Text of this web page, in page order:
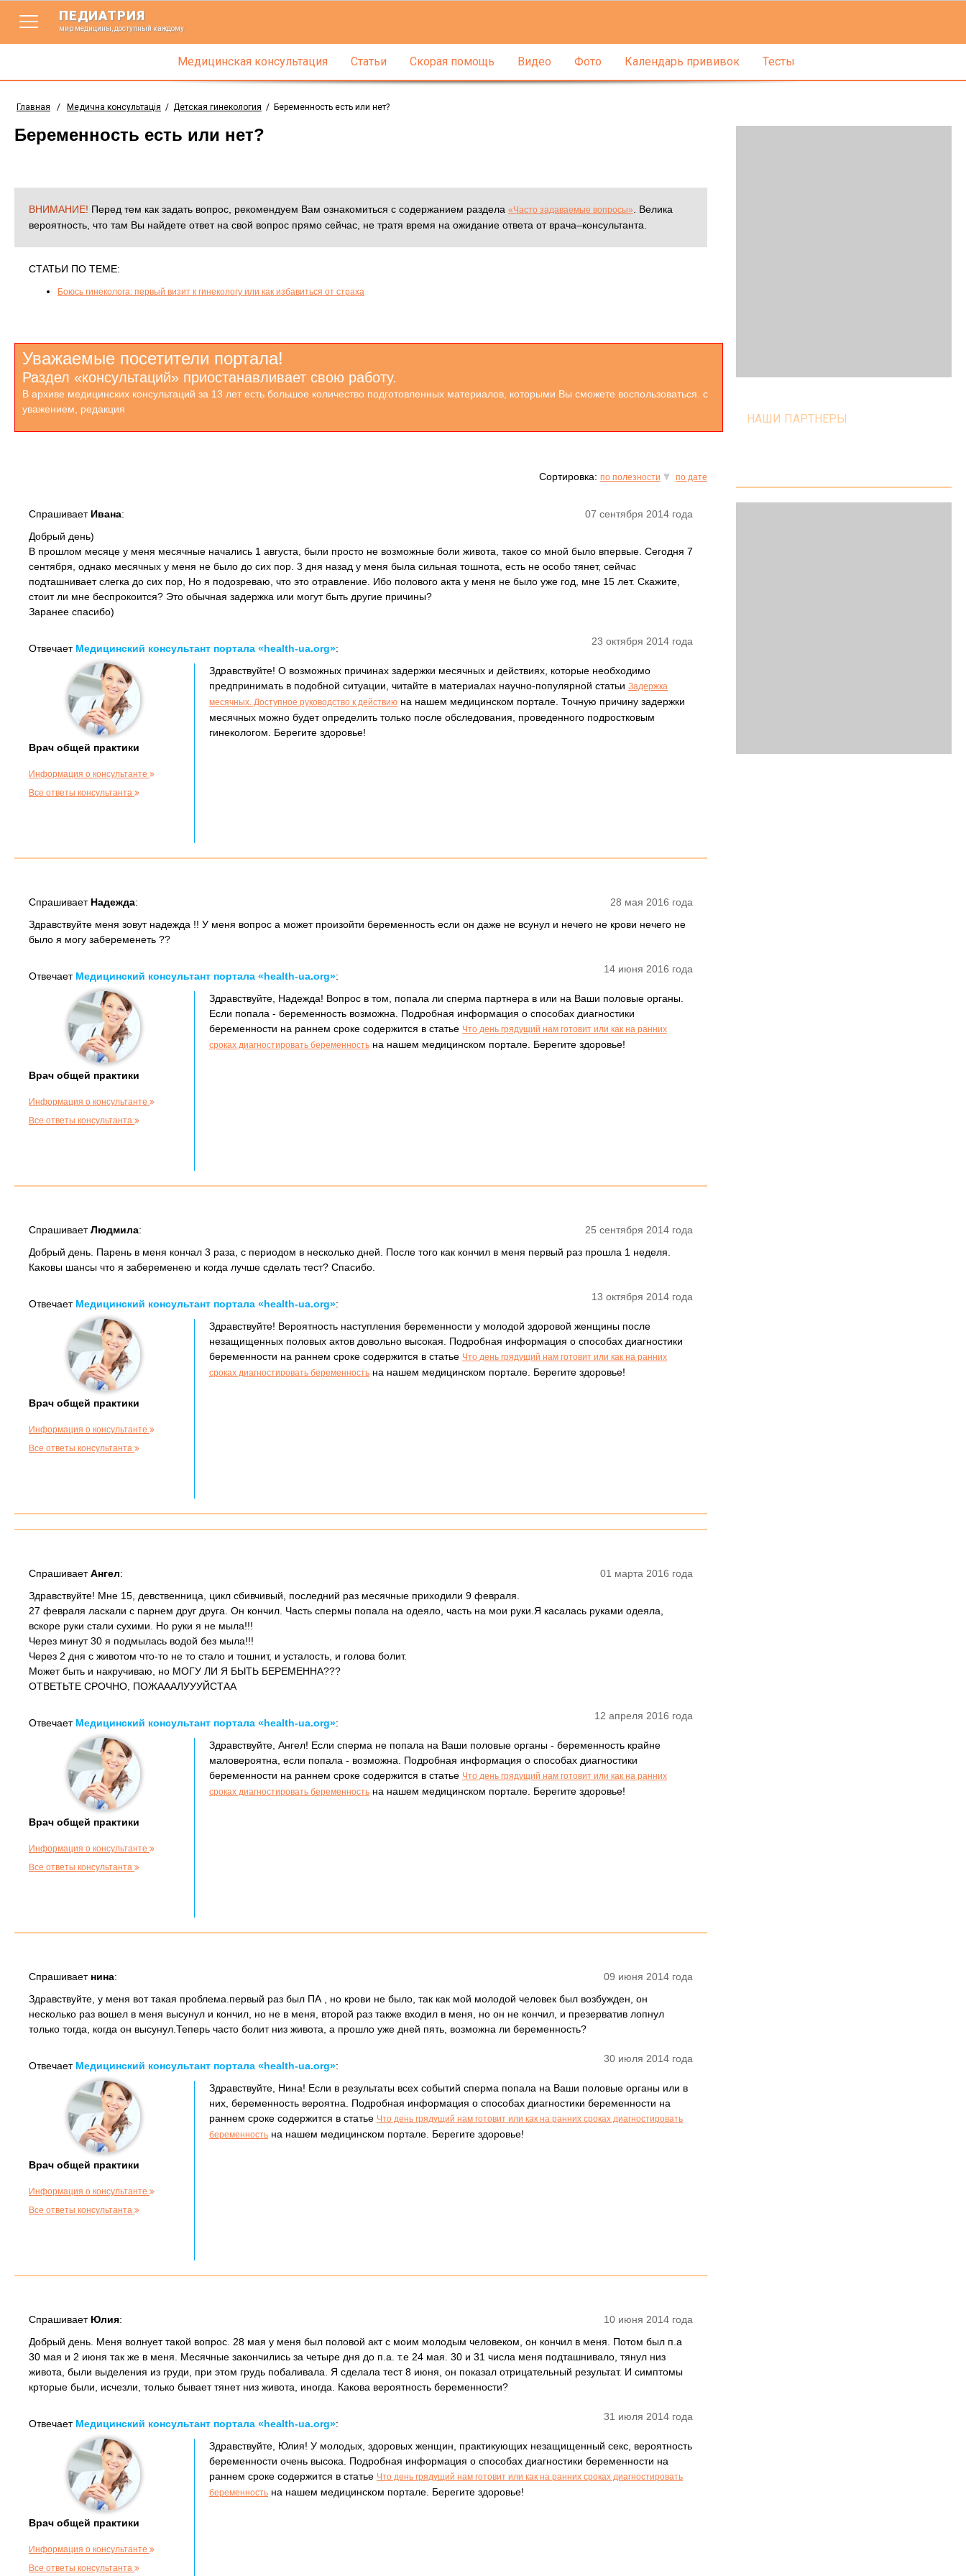
ПЕДИАТРИЯ
мир медицины, доступный каждому
Медицинская консультация Статьи Скорая помощь Видео Фото Календарь прививок Тесты
Главная / Медична консультація / Детская гинекология / Беременность есть или нет?
Беременность есть или нет?
ВНИМАНИЕ! Перед тем как задать вопрос, рекомендуем Вам ознакомиться с содержанием раздела «Часто задаваемые вопросы»
. Велика
вероятность, что там Вы найдете ответ на свой вопрос прямо сейчас, не тратя время на ожидание ответа от врача–консультанта.
СТАТЬИ ПО ТЕМЕ:
Боюсь гинеколога: первый визит к гинекологу или как избавиться от страха
Уважаемые посетители портала!
Раздел «консультаций» приостанавливает свою работу.
В архиве медицинских консультаций за 13 лет есть большое количество подготовленных материалов, которыми Вы сможете воспользоваться. с
уважением, редакция
Сортировка: по полезности по дате
07 сентября 2014 года
Спрашивает Ивана:
Добрый день)
В прошлом месяце у меня месячные начались 1 августа, были просто не возможные боли живота, такое со мной было впервые. Сегодня 7
сентября, однако месячных у меня не было до сих пор. 3 дня назад у меня была сильная тошнота, есть не особо тянет, сейчас
подташнивает слегка до сих пор, Но я подозреваю, что это отравление. Ибо полового акта у меня не было уже год, мне 15 лет. Скажите,
стоит ли мне беспрокоится? Это обычная задержка или могут быть другие причины?
Заранее спасибо)
23 октября 2014 года
Отвечает Медицинский консультант портала «health-ua.org»:
Врач общей практики
Информация о консультанте
Все ответы консультанта
Здравствуйте! О возможных причинах задержки месячных и действиях, которые необходимо
предпринимать в подобной ситуации, читайте в материалах научно-популярной статьи Задержка
месячных. Доступное руководство к действию на нашем медицинском портале. Точную причину задержки
месячных можно будет определить только после обследования, проведенного подростковым
гинекологом. Берегите здоровье!
28 мая 2016 года
Спрашивает Надежда:
Здравствуйте меня зовут надежда !! У меня вопрос а может произойти беременность если он даже не всунул и нечего не крови нечего не
было я могу забеременеть ??
14 июня 2016 года
Отвечает Медицинский консультант портала «health-ua.org»:
Врач общей практики
Информация о консультанте
Все ответы консультанта
Здравствуйте, Надежда! Вопрос в том, попала ли сперма партнера в или на Ваши половые органы.
Если попала - беременность возможна. Подробная информация о способах диагностики
беременности на раннем сроке содержится в статье Что день грядущий нам готовит или как на ранних
сроках диагностировать беременность на нашем медицинском портале. Берегите здоровье!
25 сентября 2014 года
СпрашиваетЛюдмила:
Добрый день. Парень в меня кончал 3 раза, с периодом в несколько дней. После того как кончил в меня первый раз прошла 1 неделя.
Каковы шансы что я забеременею и когда лучше сделать тест? Спасибо.
13 октября 2014 года
Отвечает Медицинский консультант портала «health-ua.org»:
Врач общей практики
Информация о консультанте
Все ответы консультанта
Здравствуйте! Вероятность наступления беременности у молодой здоровой женщины после
незащищенных половых актов довольно высокая. Подробная информация о способах диагностики
беременности на раннем сроке содержится в статье Что день грядущий нам готовит или как на ранних
сроках диагностировать беременность на нашем медицинском портале. Берегите здоровье!
01 марта 2016 года
СпрашиваетАнгел:
Здравствуйте! Мне 15, девственница, цикл сбивчивый, последний раз месячные приходили 9 февраля.
27 февраля ласкали с парнем друг друга. Он кончил. Часть спермы попала на одеяло, часть на мои руки.Я касалась руками одеяла,
вскоре руки стали сухими. Но руки я не мыла!!!
Через минут 30 я подмылась водой без мыла!!!
Через 2 дня с животом что-то не то стало и тошнит, и усталость, и голова болит.
Может быть и накручиваю, но МОГУ ЛИ Я БЫТЬ БЕРЕМЕННА???
ОТВЕТЬТЕ СРОЧНО, ПОЖАААЛУУУЙСТАА
12 апреля 2016 года
Отвечает Медицинский консультант портала «health-ua.org»:
Врач общей практики
Информация о консультанте
Все ответы консультанта
Здравствуйте, Ангел! Если сперма не попала на Ваши половые органы - беременность крайне
маловероятна, если попала - возможна. Подробная информация о способах диагностики
беременности на раннем сроке содержится в статье Что день грядущий нам готовит или как на ранних
сроках диагностировать беременность на нашем медицинском портале. Берегите здоровье!
09 июня 2014 года
Спрашивает нина:
Здравствуйте, у меня вот такая проблема.первый раз был ПА , но крови не было, так как мой молодой человек был возбужден, он
несколько раз вошел в меня высунул и кончил, но не в меня, второй раз также входил в меня, но он не кончил, и презерватив лопнул
только тогда, когда он высунул.Теперь часто болит низ живота, а прошло уже дней пять, возможна ли беременность?
30 июля 2014 года
Отвечает Медицинский консультант портала «health-ua.org»:
Врач общей практики
Информация о консультанте
Все ответы консультанта
Здравствуйте, Нина! Если в результаты всех событий сперма попала на Ваши половые органы или в
них, беременность вероятна. Подробная информация о способах диагностики беременности на
раннем сроке содержится в статье Что день грядущий нам готовит или как на ранних сроках диагностировать
беременность на нашем медицинском портале. Берегите здоровье!
10 июня 2014 года
Спрашивает Юлия:
Добрый день. Меня волнует такой вопрос. 28 мая у меня был половой акт с моим молодым человеком, он кончил в меня. Потом был п.а
30 мая и 2 июня так же в меня. Месячные закончились за четыре дня до п.а. т.е 24 мая. 30 и 31 числа меня подташнивало, тянул низ
живота, были выделения из груди, при этом грудь побаливала. Я сделала тест 8 июня, он показал отрицательный результат. И симптомы
крторые были, исчезли, только бывает тянет низ живота, иногда. Какова вероятность беременности?
31 июля 2014 года
Отвечает Медицинский консультант портала «health-ua.org»:
Врач общей практики
Информация о консультанте
Все ответы консультанта
Здравствуйте, Юлия! У молодых, здоровых женщин, практикующих незащищенный секс, вероятность
беременности очень высока. Подробная информация о способах диагностики беременности на
раннем сроке содержится в статье Что день грядущий нам готовит или как на ранних сроках диагностировать
беременность на нашем медицинском портале. Берегите здоровье!
НАШИ ПАРТНЕРЫ